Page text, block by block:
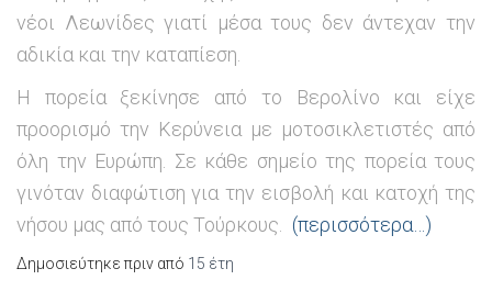
νέοι Λεωνίδες γιατί μέσα τους δεν άντεχαν την
αδικία και την καταπίεση.
Η πορεία ξεκίνησε από το Βερολίνο και είχε
προορισμό την Κερύνεια με μοτοσικλετιστές από
όλη την Ευρώπη. Σε κάθε σημείο της πορεία τους
γινόταν διαφώτιση για την εισβολή και κατοχή της
νήσου μας από τους Τούρκους.
(περισσότερα…)
Δημοσιεύτηκε πριν από 15 έτη